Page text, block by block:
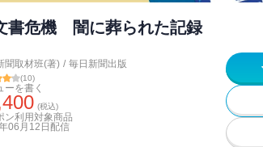
書危機 闇に葬られた記録
聞取材班(著) / 毎日新聞出版
(10)
ーを書く
(税込)
ン利用対象商品
06月12日 配信